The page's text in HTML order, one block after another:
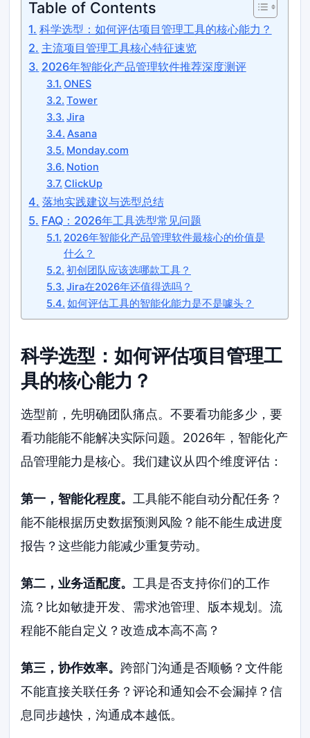
Table of Contents
科学选型：如何评估项目管理工具的核心能力？
主流项目管理工具核心特征速览
2026年智能化产品管理软件推荐深度测评
ONES
Tower
Jira
Asana
Monday.com
Notion
ClickUp
落地实践建议与选型总结
FAQ：2026年工具选型常见问题
2026年智能化产品管理软件最核心的价值是
什么？
初创团队应该选哪款工具？
Jira在2026年还值得选吗？
如何评估工具的智能化能力是不是噱头？
科学选型：如何评估项目管理工
具的核心能力？
选型前，先明确团队痛点。不要看功能多少，要
看功能能不能解决实际问题。2026年，智能化产
品管理能力是核心。我们建议从四个维度评估：
第一，智能化程度。 工具能不能自动分配任务？
能不能根据历史数据预测风险？能不能生成进度
报告？这些能力能减少重复劳动。
第二，业务适配度。 工具是否支持你们的工作
流？比如敏捷开发、需求池管理、版本规划。流
程能不能自定义？改造成本高不高？
第三，协作效率。 跨部门沟通是否顺畅？文件能
不能直接关联任务？评论和通知会不会漏掉？信
息同步越快，沟通成本越低。